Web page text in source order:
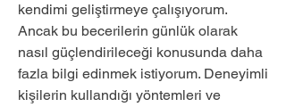
kendimi geliştirmeye çalışıyorum.
Ancak bu becerilerin günlük olarak
nasıl güçlendirileceği konusunda daha
fazla bilgi edinmek istiyorum. Deneyimli
kişilerin kullandığı yöntemleri ve